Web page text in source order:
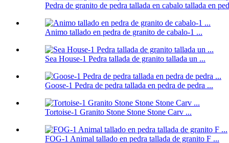
Pedra de granito de pedra tallada en cabalo tallada en
Animo tallado en pedra de granito de cabalo-1 ...
Sea House-1 Pedra tallada de granito tallada un ...
Goose-1 Pedra de pedra tallada en pedra de pedra ...
Tortoise-1 Granito Stone Stone Stone Carv ...
FOG-1 Animal tallado en pedra tallada de granito F ...